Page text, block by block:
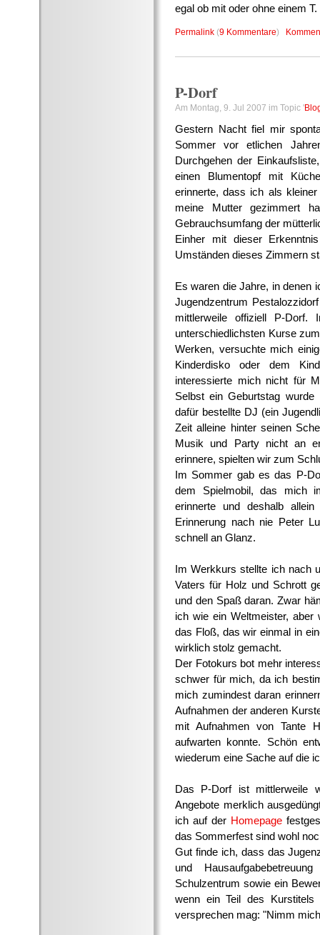
egal ob mit oder ohne einem T.
Permalink (9 Kommentare)
P-Dorf
Am Montag, 9. Jul 2007 im Topic '
Gestern Nacht fiel mir
Sommer vor etlichen
Durchgehen der
einen Blumentopf mit
erinnerte, dass ich als
meine Mutter gezimmert
Gebrauchsumfang der
Einher mit dieser
Umständen dieses Zimmern
Es waren die Jahre, in denen
Jugendzentrum
mittlerweile offiziell P-
unterschiedlichsten Kurse
Werken, versuchte mich
Kinderdisko oder dem
interessierte mich nicht für
Selbst ein Geburtstag
dafür bestellte DJ (ein
Zeit alleine hinter seinen
Musik und Party nicht an
erinnere, spielten wir zum
Im Sommer gab es das P-
dem Spielmobil, das mich
erinnerte und deshalb
Erinnerung nach nie Peter
schnell an Glanz.
Im Werkkurs stellte ich nach
Vaters für Holz und Schrott
und den Spaß daran. Zwar
ich wie ein Weltmeister,
das Floß, das wir einmal in
wirklich stolz gemacht.
Der Fotokurs bot mehr
schwer für mich, da ich
mich zumindest daran
Aufnahmen der anderen
mit Aufnahmen von Tante
aufwarten konnte. Schön
wiederum eine Sache auf die
Das P-Dorf ist mittlerweile
Angebote merklich
ich auf der Homepage
das Sommerfest sind wohl
Gut finde ich, dass das
und
Schulzentrum sowie ein
wenn ein Teil des Kurstitels
versprechen mag: "Nimm